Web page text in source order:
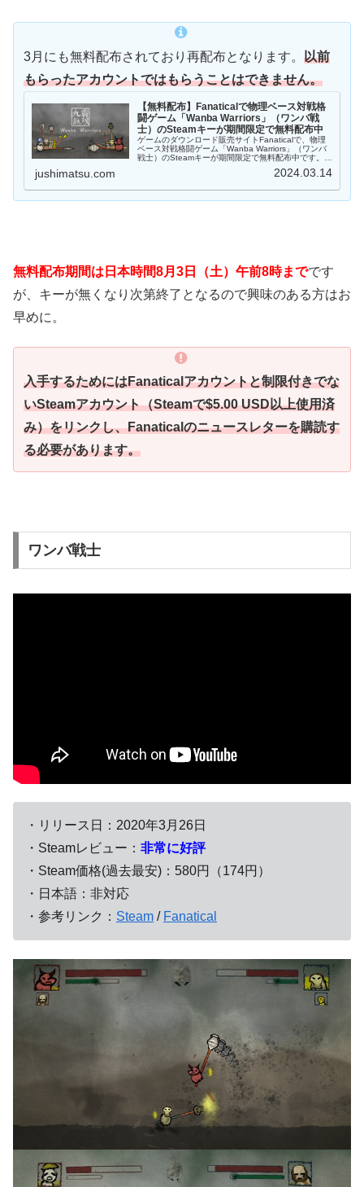
3月にも無料配布されており再配布となります。 以前
もらったアカウントではもらうことはできません。
【無料配布】Fanaticalで物理ベース対戦格
闘ゲーム「Wanba Warriors」（ワンバ戦
士）のSteamキーが期間限定で無料配布中
ゲームのダウンロード販売サイトFanaticalで、物理
ベース対戦格闘ゲーム「Wanba Warriors」（ワンバ
戦士）のSteamキーが期間限定で無料配布中です。無
料配布期間は日本時間3月21日（木）午前1時までで
jushimatsu.com 2024.03.14
無料配布期間は日本時間8月3日（土）午前8時までです
が、キーが無くなり次第終了となるので興味のある方はお
早めに。
入手するためにはFanaticalアカウントと制限付きでな
いSteamアカウント（Steamで$5.00 USD以上使用済
み）をリンクし、Fanaticalのニュースレターを購読す
る必要があります。
ワンバ戦士
・リリース日：2020年3月26日
・Steamレビュー： 非常に好評
・Steam価格(過去最安)：580円（174円）
・日本語：非対応
・参考リンク： Steam / Fanatical